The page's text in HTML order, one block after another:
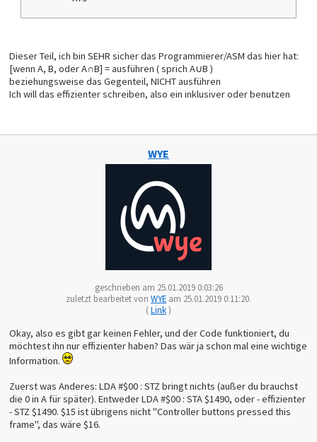
ForRealReturn:
Dieser Teil, ich bin SEHR sicher das Programmierer/ASM das hier hat:
[wenn A, B, oder A∩B] = ausführen ( sprich A∪B )
beziehungsweise das Gegenteil, NICHT ausführen
Ich will das effizienter schreiben, also ein inklusiver oder benutzen
WYE
geschrieben am 25.01.2019 0:03:26
zuletzt bearbeitet von WYE am 25.01.2019 0:11:20.
(Link)
Okay, also es gibt gar keinen Fehler, und der Code funktioniert, du
möchtest ihn nur effizienter haben? Das wär ja schon mal eine wichtige
Information.
Zuerst was Anderes: LDA #$00 : STZ bringt nichts (außer du brauchst
die 0 in A für später). Entweder LDA #$00 : STA $1490, oder - effizienter
- STZ $1490. $15 ist übrigens nicht "Controller buttons pressed this
frame", das wäre $16.